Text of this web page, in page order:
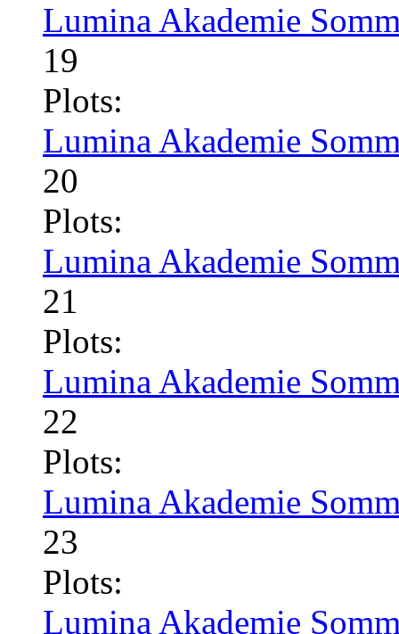
Lumina Akademie
19
Plots:
Lumina Akademie
20
Plots:
Lumina Akademie
21
Plots:
Lumina Akademie
22
Plots:
Lumina Akademie
23
Plots:
Lumina Akademie